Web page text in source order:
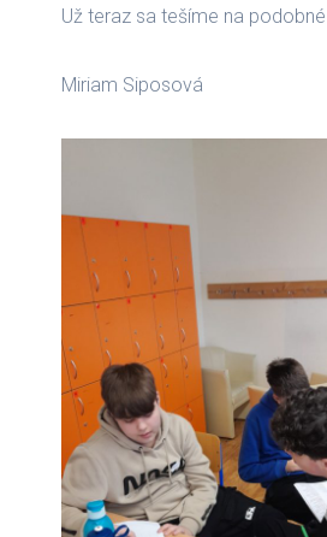
Už teraz sa tešíme na
Miriam Siposová